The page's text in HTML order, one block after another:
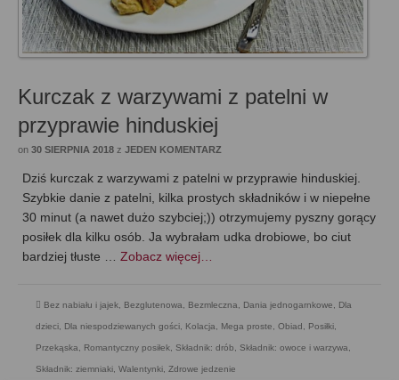
Kurczak z warzywami z patelni w
przyprawie hinduskiej
on 30 SIERPNIA 2018 z JEDEN KOMENTARZ
Dziś kurczak z warzywami z patelni w przyprawie hinduskiej.
Szybkie danie z patelni, kilka prostych składników i w niepełne
30 minut (a nawet dużo szybciej;)) otrzymujemy pyszny gorący
posiłek dla kilku osób. Ja wybrałam udka drobiowe, bo ciut
bardziej tłuste … Zobacz więcej…
Bez nabiału i jajek, Bezglutenowa, Bezmleczna, Dania jednogarnkowe, Dla
dzieci, Dla niespodziewanych gości, Kolacja, Mega proste, Obiad , Posiłki,
Przekąska, Romantyczny posiłek, Składnik: drób, Składnik: owoce i warzywa,
Składnik: ziemniaki, Walentynki, Zdrowe jedzenie